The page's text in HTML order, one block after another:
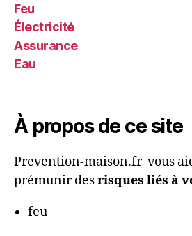
Feu
Électricité
Assurance
Eau
À propos de ce site
Prevention-maison.fr vous
prémunir desrisques liés à
feu